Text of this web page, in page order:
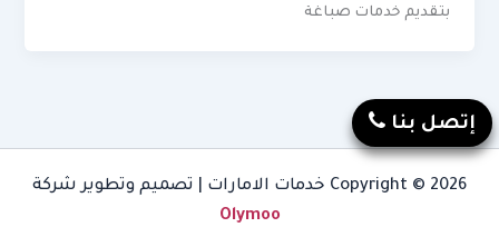
بتقديم خدمات صباغة
Copyright © 2026 خدمات الامارات | تصميم وتطوير شركة
Olymoo
إتصل بنا